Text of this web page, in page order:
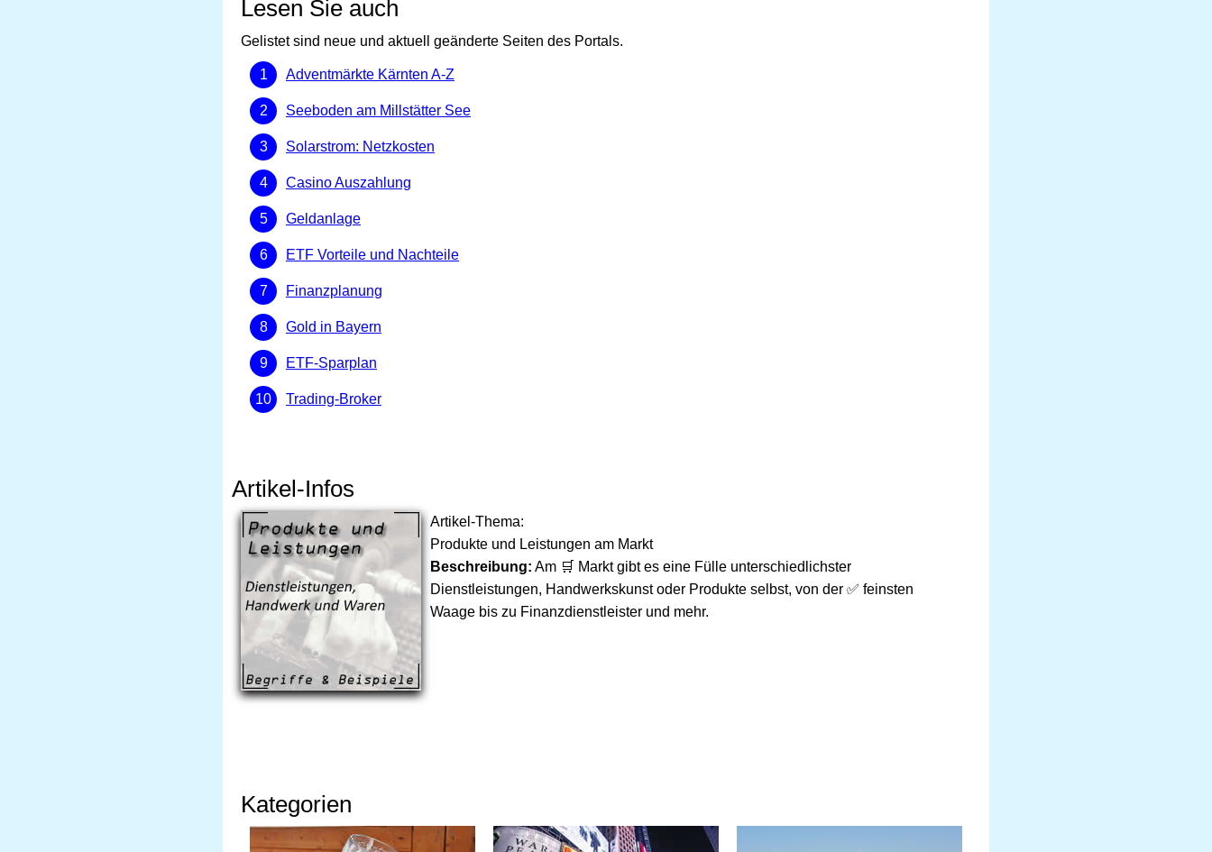
Lesen Sie auch
Gelistet sind neue und aktuell geänderte Seiten des Portals.
Adventmärkte Kärnten A-Z
Seeboden am Millstätter See
Solarstrom: Netzkosten
Casino Auszahlung
Geldanlage
ETF Vorteile und Nachteile
Finanzplanung
Gold in Bayern
ETF-Sparplan
Trading-Broker
Artikel-Infos
Artikel-Thema:
Produkte und Leistungen am Markt
Beschreibung: Am 🛒 Markt gibt es eine Fülle unterschiedlichster
Dienstleistungen, Handwerkskunst oder Produkte selbst, von der ✅ feinsten
Waage bis zu Finanzdienstleister und mehr.
Kategorien